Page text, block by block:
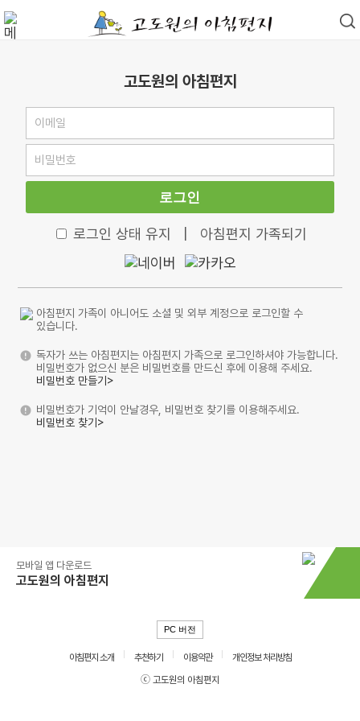
고도원의 아침편지
로그인
로그인 상태 유지 아침편지 가족되기
아침편지 가족이 아니어도 소셜 및 외부 계정으로 로그인할 수
있습니다.
독자가 쓰는 아침편지는 아침편지 가족으로 로그인하셔야 가능합니다.
비밀번호가 없으신 분은 비밀번호를 만드신 후에 이용해 주세요.
비밀번호 만들기>
비밀번호가 기억이 안날경우, 비밀번호 찾기를 이용해주세요.
비밀번호 찾기>
모바일 앱 다운로드
고도원의 아침편지
PC 버전
아침편지 소개 추천하기 이용약관
개인정보 처리방침
ⓒ 고도원의 아침편지